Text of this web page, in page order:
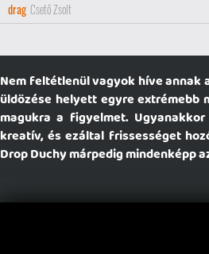
drag Csető Zsolt
Nem feltétlenül vagyok híve annak
üldözése helyett egyre
magukra a figyelmet.
kreatív, és ezáltal frissességet
Drop Duchy márpedig mindenképp